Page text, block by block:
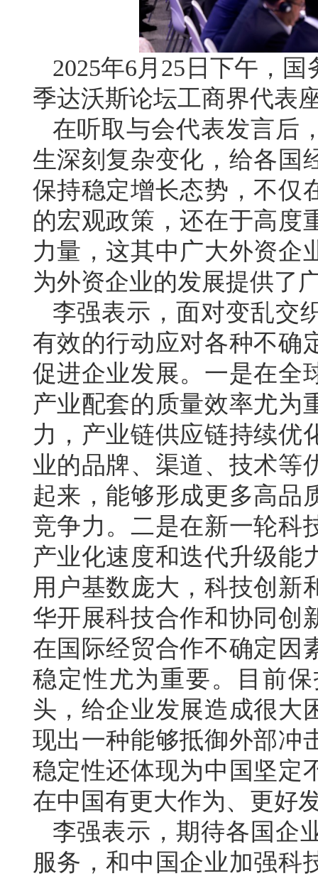
2025年6月25日下午，
季达沃斯论坛工商界代表
在听取与会代表发言后
生深刻复杂变化，给各国
保持稳定增长态势，不仅
的宏观政策，还在于高度
力量，这其中广大外资企
为外资企业的发展提供了
李强表示，面对变乱交
有效的行动应对各种不确
促进企业发展。一是在全
产业配套的质量效率尤为
力，产业链供应链持续优
业的品牌、渠道、技术等
起来，能够形成更多高品
竞争力。二是在新一轮科
产业化速度和迭代升级能
用户基数庞大，科技创新
华开展科技合作和协同创
在国际经贸合作不确定因
稳定性尤为重要。目前
头，给企业发展造成很大
现出一种能够抵御外部冲
稳定性还体现为中国坚定
在中国有更大作为、更好
李强表示，期待各国企
服务，和中国企业加强科